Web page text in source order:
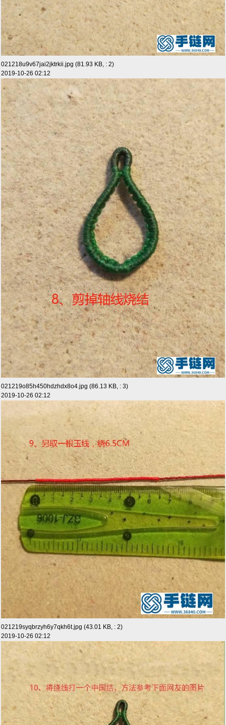
021218u9v67jai2jktrkii.jpg (81.93 KB, : 2)
2019-10-26 02:12
021219o85h450hdzhdx8o4.jpg (86.13 KB, : 3)
2019-10-26 02:12
021219syqbrzyh6y7qkh6t.jpg (43.01 KB, : 2)
2019-10-26 02:12